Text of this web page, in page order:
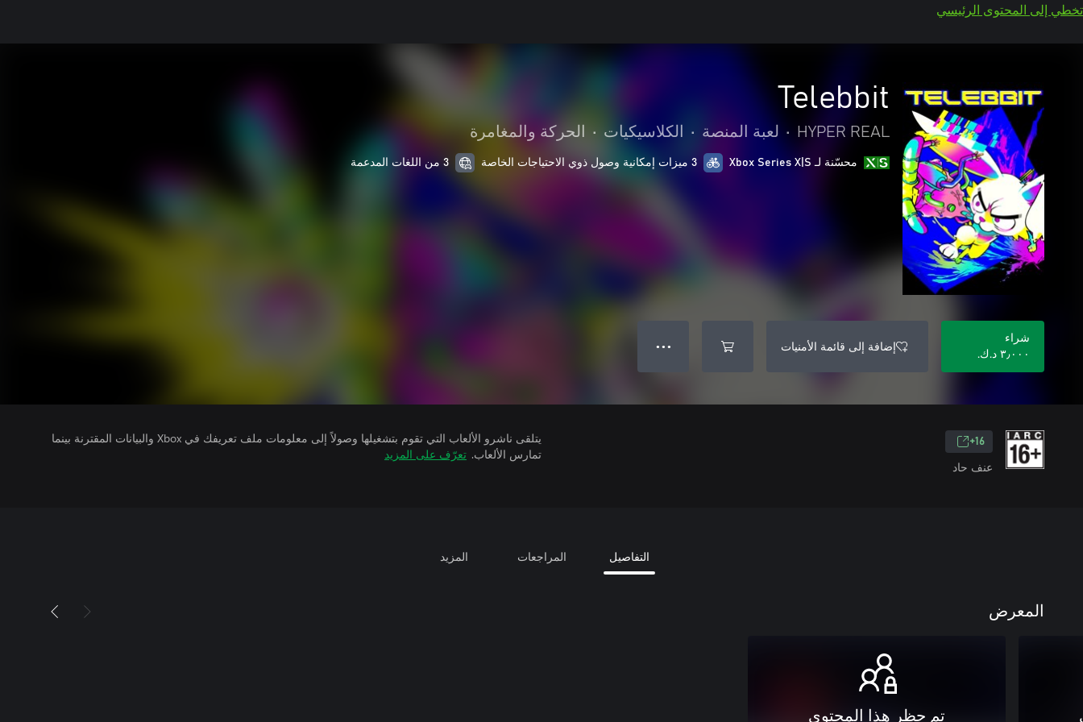
تخطي إلى المحتوى الرئيسي
Telebbit
HYPER REAL
• لعبة المنصة • الكلاسيكيات • الحركة والمغامرة
محسّنة لـ Xbox Series X|S 3 ميزات إمكانية وصول ذوي الاحتياجات الخاصة 3 من اللغات المدعمة
شراء
٣٫٠٠٠ د.ك.‏
إضافة إلى قائمة الأمنيات ● ● ●
16+
عنف حاد
يتلقى ناشرو الألعاب التي تقوم بتشغيلها وصولاً إلى معلومات ملف تعريفك في Xbox والبيانات المقترنة بينما
تمارس الألعاب. تعرّف على المزيد
التفاصيل المراجعات المزيد
المعرض
تم حظر هذا المحتوى